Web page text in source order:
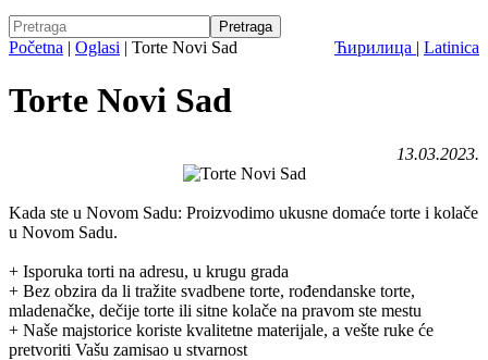
Ћирилица | Latinica
Početna | Oglasi | Torte Novi Sad
Torte Novi Sad
13.03.2023.
Kada ste u Novom Sadu: Proizvodimo ukusne domaće torte i kolače
u Novom Sadu.
+ Isporuka torti na adresu, u krugu grada
+ Bez obzira da li tražite svadbene torte, rođendanske torte,
mladenačke, dečije torte ili sitne kolače na pravom ste mestu
+ Naše majstorice koriste kvalitetne materijale, a vešte ruke će
pretvoriti Vašu zamisao u stvarnost